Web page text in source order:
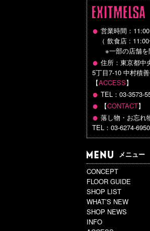
● 営業時間：
（ 飲食店 :
※一部の店舗を
● 住所：東京都中
5丁目7-10 中村積
【ACCESS】
● TEL：03-3573-
● 【CONTACT】
● 落し物・お忘れ
TEL：03-6274-6950
メニュー
CONCEPT
FLOOR GUIDE
SHOP LIST
WHAT’S NEW
SHOP NEWS
INFO